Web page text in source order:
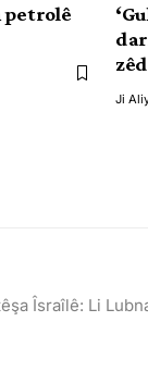
petrolê
Ji
Îsraîlê: Li